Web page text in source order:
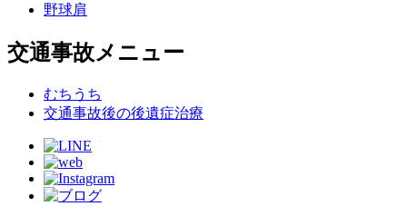
野球肩
交通事故メニュー
むちうち
交通事故後の後遺症治療